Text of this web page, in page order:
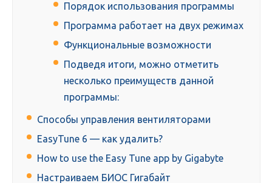
Порядок использования программы
Программа работает на двух режимах
Функциональные возможности
Подведя итоги, можно отметить
несколько преимуществ данной
программы:
Способы управления вентиляторами
EasyTune 6 — как удалить?
How to use the Easy Tune app by Gigabyte
Настраиваем БИОС Гигабайт